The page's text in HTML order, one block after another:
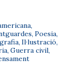
,
, Poesia,
, Il·lustració,
, Guerra civil,